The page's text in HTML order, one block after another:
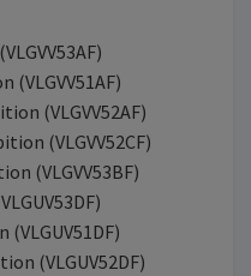
(VLGVV51AF)
(VLGVV52AF)
(VLGVV52CF)
(VLGVV53BF)
(VLGUV52DF)